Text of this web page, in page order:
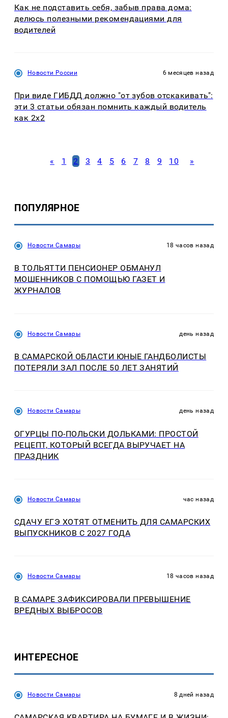
Как не подставить себя, забыв права дома:
делюсь полезными рекомендациями для
водителей
Новости России 6 месяцев назад
При виде ГИБДД должно "от зубов отскакивать":
эти 3 статьи обязан помнить каждый водитель
как 2х2
« 1 2 3 4 5 6 7 8 9 10 »
ПОПУЛЯРНОЕ
Новости Самары 18 часов назад
В ТОЛЬЯТТИ ПЕНСИОНЕР ОБМАНУЛ
МОШЕННИКОВ С ПОМОЩЬЮ ГАЗЕТ И
ЖУРНАЛОВ
Новости Самары день назад
В САМАРСКОЙ ОБЛАСТИ ЮНЫЕ ГАНДБОЛИСТЫ
ПОТЕРЯЛИ ЗАЛ ПОСЛЕ 50 ЛЕТ ЗАНЯТИЙ
Новости Самары день назад
ОГУРЦЫ ПО‑ПОЛЬСКИ ДОЛЬКАМИ: ПРОСТОЙ
РЕЦЕПТ, КОТОРЫЙ ВСЕГДА ВЫРУЧАЕТ НА
ПРАЗДНИК
Новости Самары час назад
СДАЧУ ЕГЭ ХОТЯТ ОТМЕНИТЬ ДЛЯ САМАРСКИХ
ВЫПУСКНИКОВ С 2027 ГОДА
Новости Самары 18 часов назад
В САМАРЕ ЗАФИКСИРОВАЛИ ПРЕВЫШЕНИЕ
ВРЕДНЫХ ВЫБРОСОВ
ИНТЕРЕСНОЕ
Новости Самары 8 дней назад